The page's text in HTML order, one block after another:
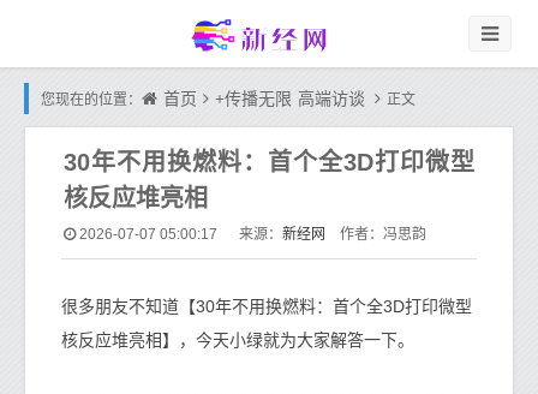
您现在的位置： 首页 +传播无限 高端访谈 正文
30年不用换燃料：首个全3D打印微型
核反应堆亮相
2026-07-07 05:00:17 来源： 新经网 作者：冯思韵
很多朋友不知道【30年不用换燃料：首个全3D打印微型
核反应堆亮相】，今天小绿就为大家解答一下。